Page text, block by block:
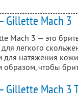
Gillette Mach 3
Mach 3 — это
легкого
для натяжения
образом, чтобы
Gillette Mach 3